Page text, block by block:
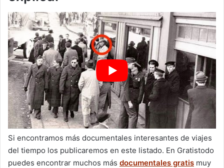
Si encontramos más documentales interesantes de viajes
del tiempo los publicaremos en este listado. En Gratistodo
puedes encontrar muchos más documentales gratis muy